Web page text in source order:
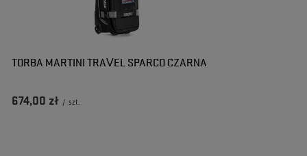
TORBA MARTINI TRAVEL SPARCO CZARNA
674,00 zł / szt.